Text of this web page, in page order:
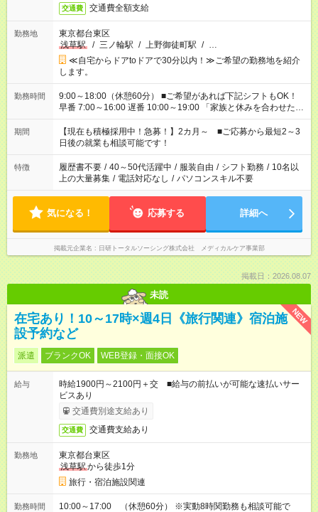
交通費 交通費全額支給
勤務地
東京都台東区
浅草駅
/ 三ノ輪駅 / 上野御徒町駅 / …
≪自宅からドアtoドアで30分以内！≫ご希望の勤務地を紹介
します。
勤務時間
9:00～18:00（休憩60分） ■ご希望があれば下記シフトもOK！
早番 7:00～16:00 遅番 10:00～19:00 「家族と休みを合わせた
い」 「余裕を持って夕飯の準備がしたい」 「できれば残業はし
たくない」 など、ご希望を教えてくださいね。 ※Wワーク希望
の方へ 今ご覧のお仕事で希望する勤務時間と、もう1つのお仕事
の勤務時間。 合計で週40時間を超える場合は応募できません。
期間
【現在も積極採用中！急募！】2カ月～ ■ご応募から最短2～3
日後の就業も相談可能です！
特徴 履歴書不要 / 40～50代活躍中 / 服装自由 / シフト勤務 / 10名以
上の大量募集 / 電話対応なし / パソコンスキル不要
気になる！ 応募する 詳細へ
掲載元企業名 日研トータルソーシング株式会社 メディカルケア事業部
掲載日：2026.08.07
未読
NEW
在宅あり！10～17時×週4日《旅行関連》宿泊施
設予約など
派遣 ブランクOK WEB登録・面接OK
給与
時給1900円～2100円＋交 ■給与の前払いが可能な速払いサー
ビスあり
交通費別途支給あり
交通費 交通費支給あり
勤務地
東京都台東区
浅草駅から徒歩1分
旅行・宿泊施設関連
勤務時間
10:00～17:00 （休憩60分） ※実動8時関勤務も相談可能で